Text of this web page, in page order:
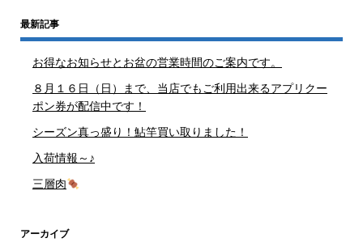
最新記事
お得なお知らせとお盆の営業時間のご案内です。
８月１６日（日）まで、当店でもご利用出来るアプリクー
ポン券が配信中です！
シーズン真っ盛り！鮎竿買い取りました！
入荷情報～♪
三層肉
アーカイブ